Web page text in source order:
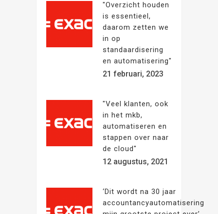
"Overzicht houden
is essentieel,
daarom zetten we
in op
standaardisering
en automatisering"
21 februari, 2023
"Veel klanten, ook
in het mkb,
automatiseren en
stappen over naar
de cloud"
12 augustus, 2021
‘Dit wordt na 30 jaar
accountancyautomatisering